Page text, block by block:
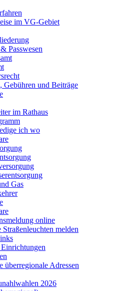
im VG-Gebiet
Passwesen
Gebühren und Beiträge
im Rathaus
ich wo
Gas
online
Straßenleuchten melden
überregionale Adressen
2026